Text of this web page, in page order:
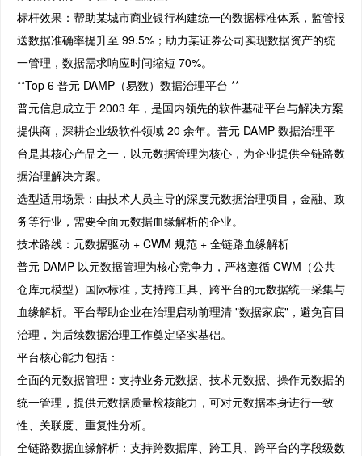
标杆效果：帮助某城市商业银行构建统一的数据标准体系，监管报
送数据准确率提升至 99.5%；助力某证券公司实现数据资产的统
一管理，数据需求响应时间缩短 70%。
**Top 6 普元 DAMP（易数）数据治理平台 **
普元信息成立于 2003 年，是国内领先的软件基础平台与解决方案
提供商，深耕企业级软件领域 20 余年。普元 DAMP 数据治理平
台是其核心产品之一，以元数据管理为核心，为企业提供全链路数
据治理解决方案。
选型适用场景：由技术人员主导的深度元数据治理项目，金融、政
务等行业，需要全面元数据血缘解析的企业。
技术路线：元数据驱动 + CWM 规范 + 全链路血缘解析
普元 DAMP 以元数据管理为核心竞争力，严格遵循 CWM（公共
仓库元模型）国际标准，支持跨工具、跨平台的元数据统一采集与
血缘解析。平台帮助企业在治理启动前理清 "数据家底"，避免盲目
治理，为后续数据治理工作奠定坚实基础。
平台核心能力包括：
全面的元数据管理：支持业务元数据、技术元数据、操作元数据的
统一管理，提供元数据质量检核能力，可对元数据本身进行一致
性、关联度、重复性分析。
全链路数据血缘解析：支持跨数据库、跨工具、跨平台的字段级数